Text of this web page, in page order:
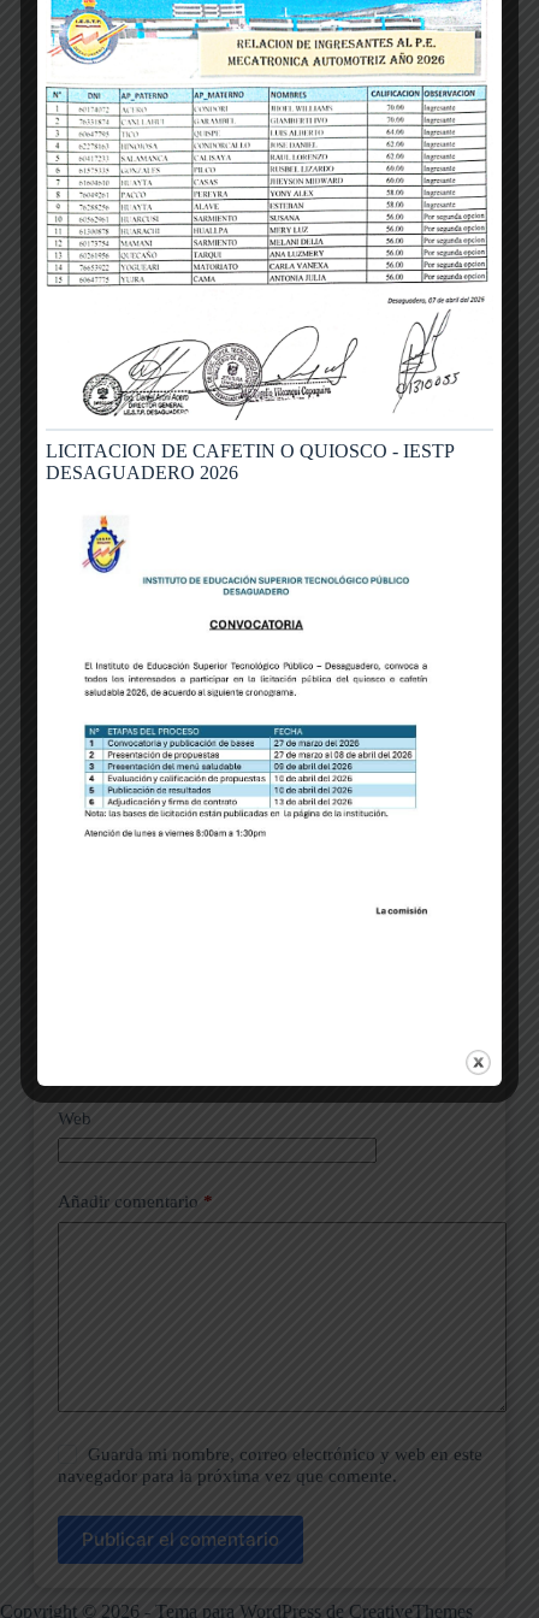
Durante la actividad, los estudiantes aplicaron
técnicas de rotación de pasturas, uso eficiente
del agua y manejo de residuos, fortaleciendo
competencias para el desarrollo sostenible del
sector ganadero y agropecuario de la zona.
Los docentes responsables destacaron que estas
experiencias formativas en situación real
consolidan el perfil profesional técnico que
caracteriza al IESTP Ayaviri.
PREVIOUS
IESTP Ayaviri presenta plan de modernización digital 2025
Comentarios
Web
Añadir comentario *
Guarda mi nombre, correo electrónico y web en este
navegador para la próxima vez que comente.
Publicar el comentario
Copyright © 2026 - Tema para WordPress de CreativeThemes
LICITACION DE CAFETIN O QUIOSCO - IESTP
DESAGUADERO 2026